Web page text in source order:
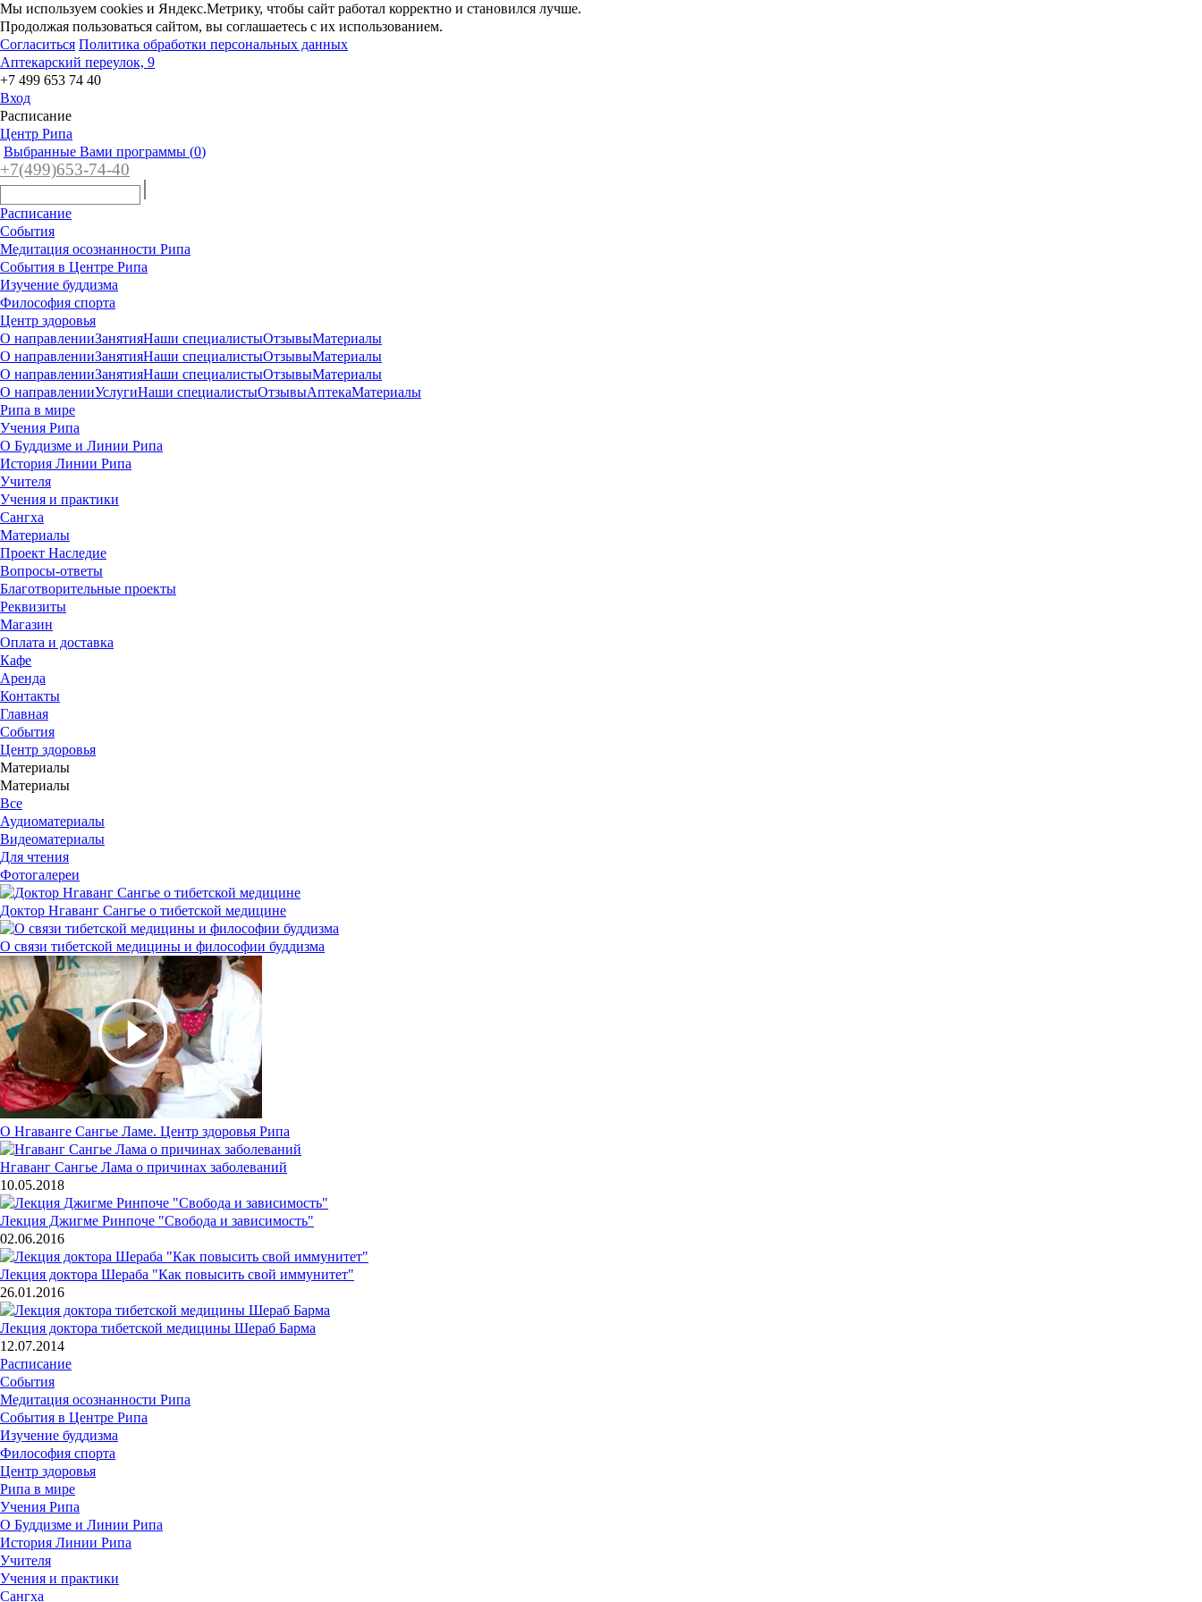
Мы используем cookies и Яндекс.Метрику, чтобы сайт работал корректно и становился лучше.
Продолжая пользоваться сайтом, вы соглашаетесь с их использованием.
Согласиться Политика обработки персональных данных
Аптекарский переулок, 9
+7 499 653 74 40
Вход
Расписание
Центр Рипа
Выбранные Вами программы (0)
+7(499)653-74-40
Расписание
События
Медитация осознанности Рипа
События в Центре Рипа
Изучение буддизма
Философия спорта
Центр здоровья
О направленииЗанятияНаши специалистыОтзывыМатериалы
О направленииЗанятияНаши специалистыОтзывыМатериалы
О направленииЗанятияНаши специалистыОтзывыМатериалы
О направленииУслугиНаши специалистыОтзывыАптекаМатериалы
Рипа в мире
Учения Рипа
О Буддизме и Линии Рипа
История Линии Рипа
Учителя
Учения и практики
Сангха
Материалы
Проект Наследие
Вопросы-ответы
Благотворительные проекты
Реквизиты
Магазин
Оплата и доставка
Кафе
Аренда
Контакты
Главная
События
Центр здоровья
Материалы
Материалы
Все
Аудиоматериалы
Видеоматериалы
Для чтения
Фотогалереи
Доктор Нгаванг Сангье о тибетской медицине
О связи тибетской медицины и философии буддизма
О Нгаванге Сангье Ламе. Центр здоровья Рипа
Нгаванг Сангье Лама о причинах заболеваний
10.05.2018
Лекция Джигме Ринпоче "Свобода и зависимость"
02.06.2016
Лекция доктора Шераба "Как повысить свой иммунитет"
26.01.2016
Лекция доктора тибетской медицины Шераб Барма
12.07.2014
Расписание
События
Медитация осознанности Рипа
События в Центре Рипа
Изучение буддизма
Философия спорта
Центр здоровья
Рипа в мире
Учения Рипа
О Буддизме и Линии Рипа
История Линии Рипа
Учителя
Учения и практики
Сангха